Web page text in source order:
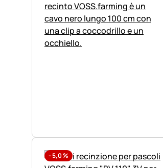
-5,0%